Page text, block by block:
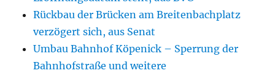
Rückbau der Brücken am Breitenbachplatz
verzögert sich, aus Senat
Umbau Bahnhof Köpenick – Sperrung der
Bahnhofstraße und weitere